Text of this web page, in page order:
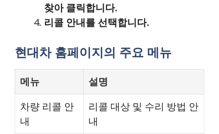
찾아 클릭합니다.
리콜 안내를 선택합니다.
현대차 홈페이지의 주요 메뉴
메뉴
설명
차량 리콜 안
내
리콜 대상 및 수리 방법 안
내